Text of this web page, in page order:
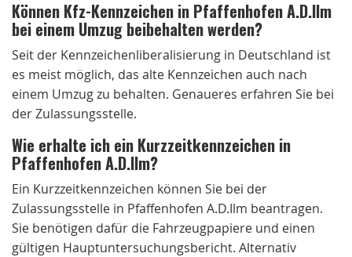
Können Kfz-Kennzeichen in Pfaffenhofen A.D.Ilm
bei einem Umzug beibehalten werden?
Seit der Kennzeichenliberalisierung in Deutschland ist
es meist möglich, das alte Kennzeichen auch nach
einem Umzug zu behalten. Genaueres erfahren Sie bei
der Zulassungsstelle.
Wie erhalte ich ein Kurzzeitkennzeichen in
Pfaffenhofen A.D.Ilm?
Ein Kurzzeitkennzeichen können Sie bei der
Zulassungsstelle in Pfaffenhofen A.D.Ilm beantragen.
Sie benötigen dafür die Fahrzeugpapiere und einen
gültigen Hauptuntersuchungsbericht. Alternativ